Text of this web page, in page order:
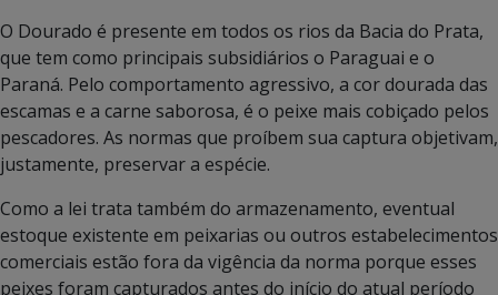
O Dourado é presente em todos os rios da Bacia do Prata,
que tem como principais subsidiários o Paraguai e o
Paraná. Pelo comportamento agressivo, a cor dourada das
escamas e a carne saborosa, é o peixe mais cobiçado pelos
pescadores. As normas que proíbem sua captura objetivam,
justamente, preservar a espécie.
Como a lei trata também do armazenamento, eventual
estoque existente em peixarias ou outros estabelecimentos
comerciais estão fora da vigência da norma porque esses
peixes foram capturados antes do início do atual período